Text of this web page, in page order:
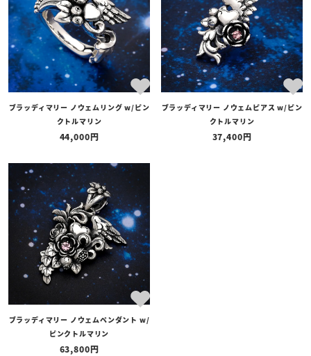
ブラッディマリー ノウェムリング w/ピン
クトルマリン
44,000
ブラッディマリー ノウェムピアス w/ピン
クトルマリン
37,400
ブラッディマリー ノウェムペンダント w/
ピンクトルマリン
63,800